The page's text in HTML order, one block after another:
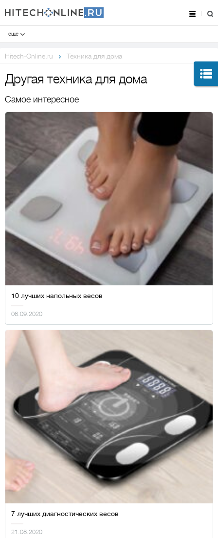
еще
Hitech-Online.ru Техника для дома
Другая техника для дома
Самое интересное
10 лучших напольных весов
06.09.2020
7 лучших диагностических весов
21.08.2020